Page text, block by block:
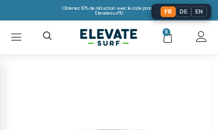
Obtenez 10% de réduction avec le code promo:
Elevatesurf10
0
FR DE EN